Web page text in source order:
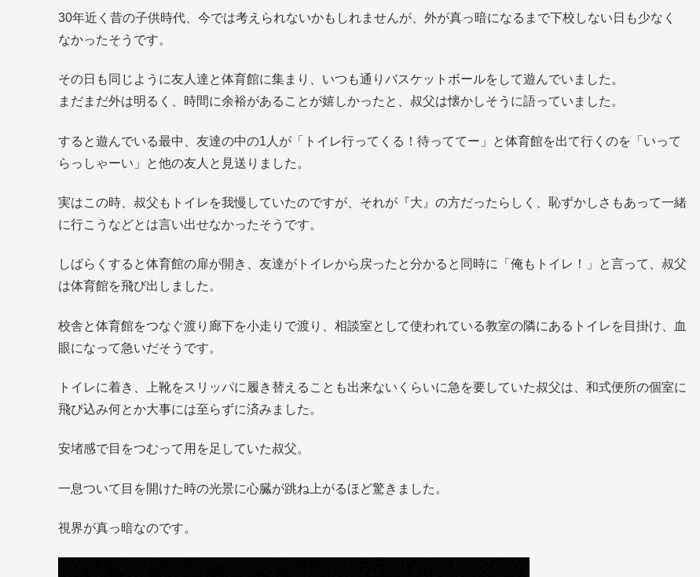
image photo
30年近く昔の子供時代、今では考えられないかもしれませんが、外が真っ暗になるまで下校しない日も少なく
なかったそうです。
その日も同じように友人達と体育館に集まり、いつも通りバスケットボールをして遊んでいました。
まだまだ外は明るく、時間に余裕があることが嬉しかったと、叔父は懐かしそうに語っていました。
すると遊んでいる最中、友達の中の1人が「トイレ行ってくる！待っててー」と体育館を出て行くのを「いって
らっしゃーい」と他の友人と見送りました。
実はこの時、叔父もトイレを我慢していたのですが、それが『大』の方だったらしく、恥ずかしさもあって一緒
に行こうなどとは言い出せなかったそうです。
しばらくすると体育館の扉が開き、友達がトイレから戻ったと分かると同時に「俺もトイレ！」と言って、叔父
は体育館を飛び出しました。
校舎と体育館をつなぐ渡り廊下を小走りで渡り、相談室として使われている教室の隣にあるトイレを目掛け、血
眼になって急いだそうです。
トイレに着き、上靴をスリッパに履き替えることも出来ないくらいに急を要していた叔父は、和式便所の個室に